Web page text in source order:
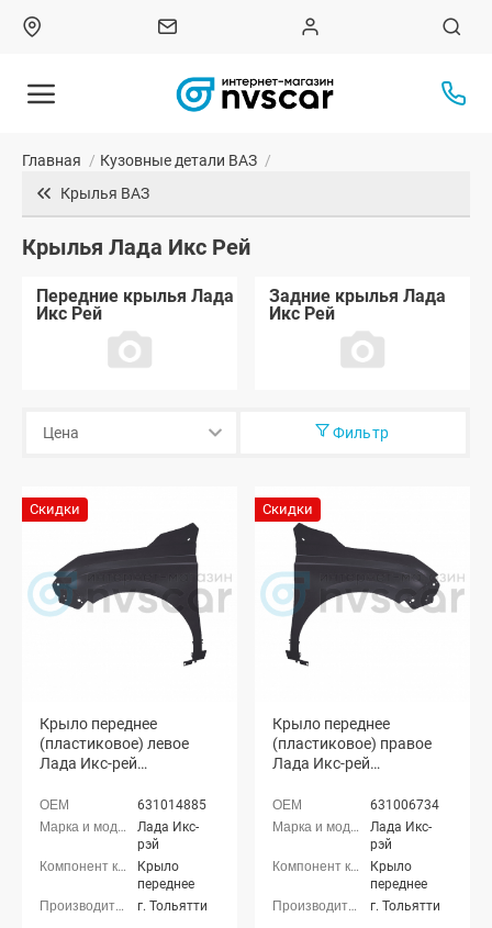
Главная / Кузовные детали ВАЗ /
Крылья ВАЗ
Крылья Лада Икс Рей
Передние крылья Лада
Икс Рей
Задние крылья Лада
Икс Рей
Фильтр
Скидки
Крыло переднее
(пластиковое) левое
Лада Икс-рей
631014885
Лада Икс-
рэй
Крыло
переднее
г. Тольятти
Скидки
Крыло переднее
(пластиковое) правое
Лада Икс-рей
631006734
Лада Икс-
рэй
Крыло
переднее
г. Тольятти